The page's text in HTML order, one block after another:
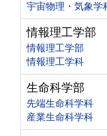
宇宙物理・気象学
情報理工学部
情報理工学部
情報理工学科
生命科学部
先端生命科学科
産業生命科学科